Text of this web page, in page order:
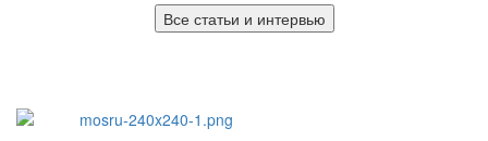
Все статьи и интервью